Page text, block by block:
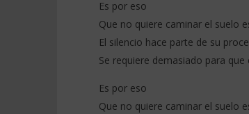
Es por eso
Que no quiere caminar el suelo
El silencio hace parte de su
Se requiere demasiado para
Es por eso
Que no quiere caminar el suelo